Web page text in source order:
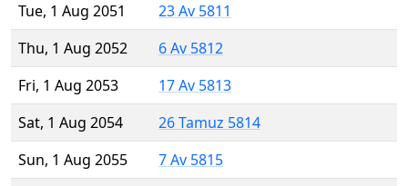
Tue, 1 Aug 2051
23 Av 5811
Thu, 1 Aug 2052
6 Av 5812
Fri, 1 Aug 2053
17 Av 5813
Sat, 1 Aug 2054
26 Tamuz 5814
Sun, 1 Aug 2055
7 Av 5815